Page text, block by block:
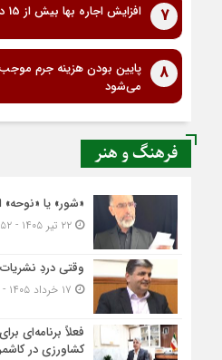
7 افزایش اجاره بها بیش از 15 درصد ممنوع
8
پایین بودن هزینه جرم موجب
می‌شود
فرهنگ و هنر
«شور» یا «نوحه»
۲۲ تیر ۱۴۰۵ - ۹:۵۲
وقتی دردِ
فعلاً برنامه‌ای
کشاورزی در